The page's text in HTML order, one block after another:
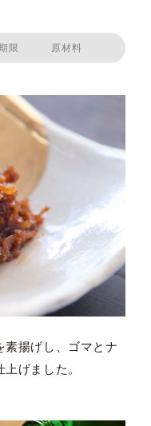
限 原材料
素揚げし、ゴマとナ
げました。